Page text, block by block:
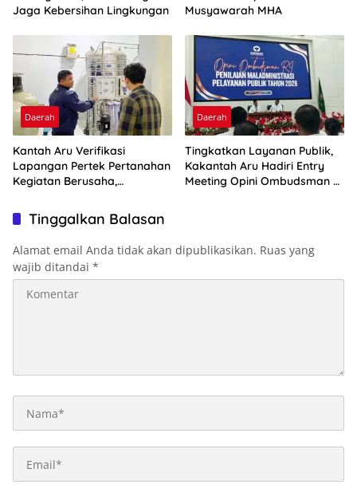
Jaga Kebersihan Lingkungan
Musyawarah MHA
Daerah
Kantah Aru Verifikasi
Lapangan Pertek Pertanahan
Kegiatan Berusaha,
Daerah
Tingkatkan Layanan Publik,
Kakantah Aru Hadiri Entry
Meeting Opini Ombudsman RI
Tinggalkan Balasan
Alamat email Anda tidak akan dipublikasikan. Ruas yang
wajib ditandai *